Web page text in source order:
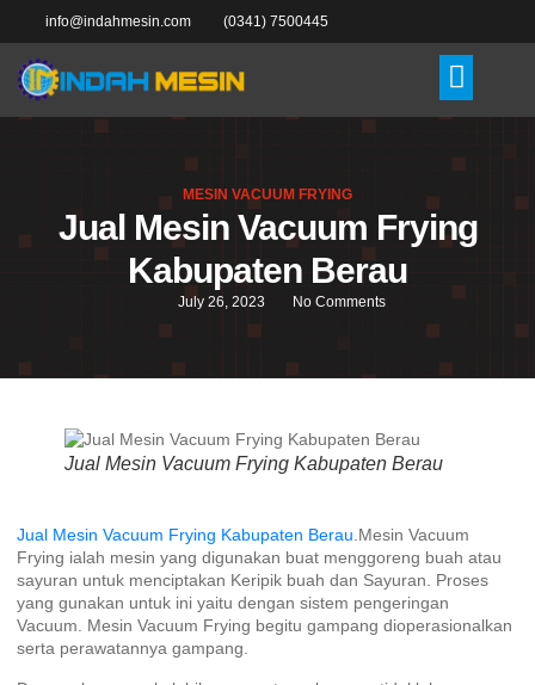
info@indahmesin.com (0341) 7500445
MESIN VACUUM FRYING
Jual Mesin Vacuum Frying
Kabupaten Berau
July 26, 2023 No Comments
Jual Mesin Vacuum Frying Kabupaten Berau
Jual Mesin Vacuum Frying Kabupaten Berau.Mesin Vacuum
Frying ialah mesin yang digunakan buat menggoreng buah atau
sayuran untuk menciptakan Keripik buah dan Sayuran. Proses
yang gunakan untuk ini yaitu dengan sistem pengeringan
Vacuum. Mesin Vacuum Frying begitu gampang dioperasionalkan
serta perawatannya gampang.